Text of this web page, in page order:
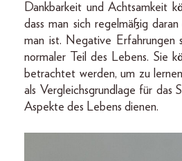
Dankbarkeit und Achtsamkeit
dass man sich regelmäßig
man ist. Negative Erfahrungen
normaler Teil des Lebens. Sie
betrachtet werden, um zu
als Vergleichsgrundlage für das
Aspekte des Lebens dienen.